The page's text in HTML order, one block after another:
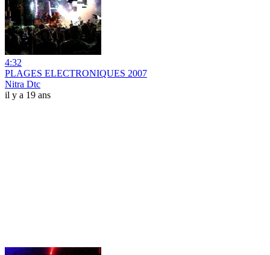
4:32
PLAGES ELECTRONIQUES 2007
Nitra Dtc
il y a 19 ans